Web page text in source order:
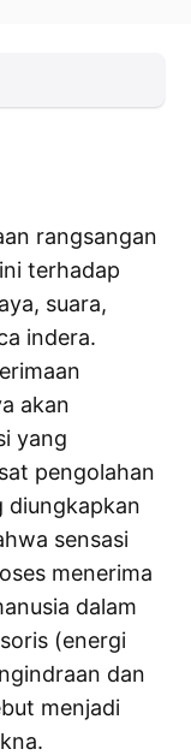
rangsangan
terhadap
suara,
indera.
akan
yang
pengolahan
diungkapkan
sensasi
menerima
dalam
(energi
dan
menjadi